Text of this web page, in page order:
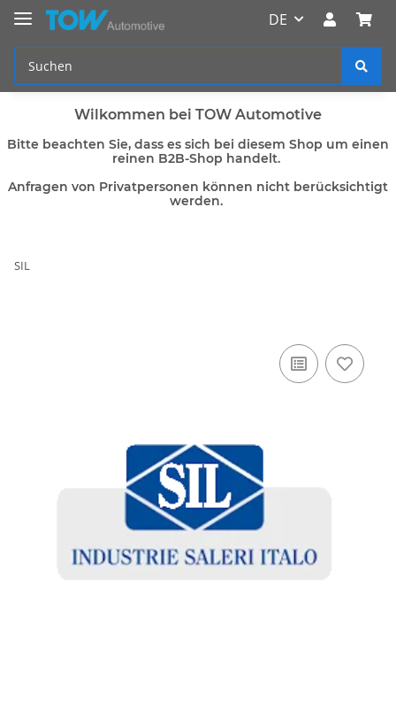
DE
Wilkommen bei TOW Automotive
Bitte beachten Sie, dass es sich bei diesem Shop um einen
reinen B2B-Shop handelt.
Anfragen von Privatpersonen können nicht berücksichtigt
werden.
SIL